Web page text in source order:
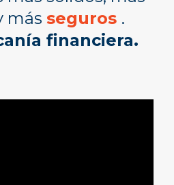
más seguros .
financiera.